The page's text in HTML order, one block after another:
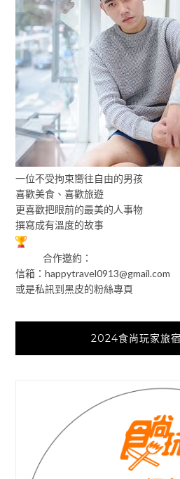
一位不受拘束嚮往自由的男孩
喜歡美食、喜歡旅遊
更喜歡把眼前的最美的人事物
撰寫成有溫度的故事
合作邀約：
信箱：happytravel0913@gmail.com
或是私訊到黑皮的粉絲專頁
2024食尚玩家旅